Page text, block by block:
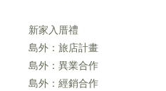
新家入厝禮
島外：旅店計畫
島外：異業合作
島外：經銷合作